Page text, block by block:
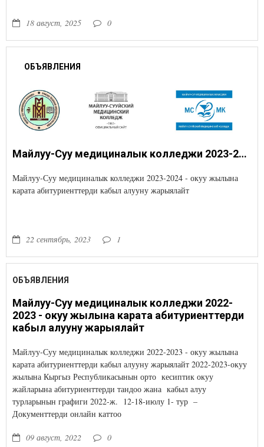
18 август, 2025 0
ОБЪЯВЛЕНИЯ
Майлуу-Суу медициналык колледжи 2023-2024 - окуу жылына карата абитуриенттерди кабыл алууну жарыялайт
Майлуу-Суу медициналык колледжи 2023-2024 - окуу жылына
карата абитуриенттерди кабыл алууну жарыялайт
22 сентябрь, 2023 1
ОБЪЯВЛЕНИЯ
Майлуу-Суу медициналык колледжи 2022-
2023 - окуу жылына карата абитуриенттерди
кабыл алууну жарыялайт
Майлуу-Суу медициналык колледжи 2022-2023 - окуу жылына
карата абитуриенттерди кабыл алууну жарыялайт 2022-2023-окуу
жылына Кыргыз Республикасынын орто кесиптик окуу
жайларына абитуриенттерди тандоо жана кабыл алуу
турларынын графиги 2022-ж. 12-18-июлу 1- тур –
Документтерди онлайн каттоо
09 август, 2022 0